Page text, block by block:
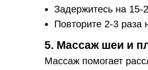
Задержитесь на 15-
Повторите 2-3 раза
5. Массаж шеи и
Массаж помогает